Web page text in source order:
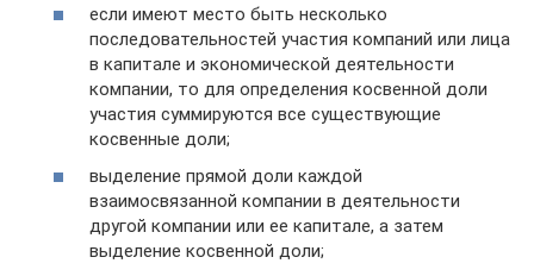
если имеют место быть несколько
последовательностей участия компаний или лица
в капитале и экономической деятельности
компании, то для определения косвенной доли
участия суммируются все существующие
косвенные доли;
выделение прямой доли каждой
взаимосвязанной компании в деятельности
другой компании или ее капитале, а затем
выделение косвенной доли;